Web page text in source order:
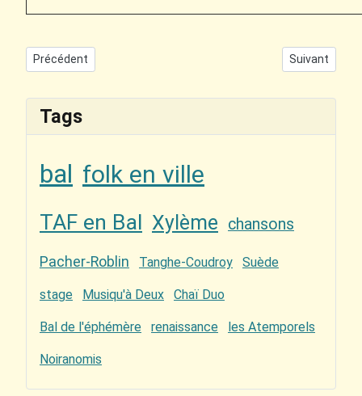
Article précédent : Concert et bal folk avec OcciMor et TAF en
Précédent Article
Suivant
Tags
bal folk en ville
TAF en Bal Xylème chansons
Pacher-Roblin Tanghe-Coudroy Suède
stage Musiqu'à Deux Chaï Duo
Bal de l'éphémère renaissance les Atemporels
Noiranomis